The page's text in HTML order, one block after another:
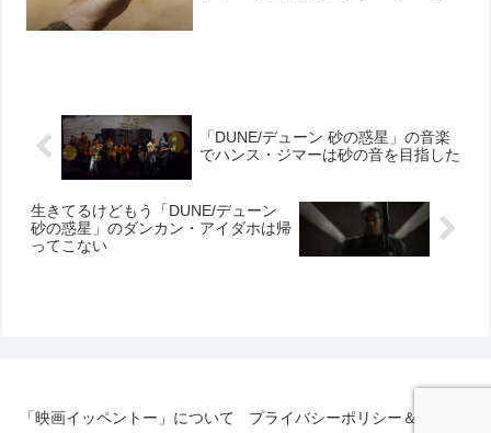
「DUNE/デューン 砂の惑星」の音楽
でハンス・ジマーは砂の音を目指した
生きてるけどもう「DUNE/デューン
砂の惑星」のダンカン・アイダホは帰
ってこない
「映画イッペントー」について プライバシーポリシー＆免責事項